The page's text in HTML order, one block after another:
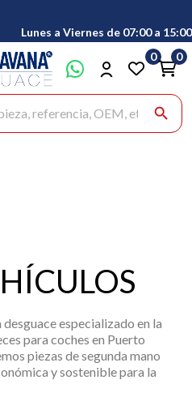
Lunes a Viernes de 07:00 a 15:00
search
0 0
desguace especializado en la
para coches en Puerto
piezas de segunda mano
y sostenible para la